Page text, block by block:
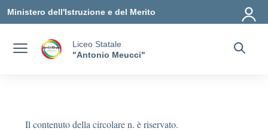
Vai ai contenuti
Vai al menu di navigazione
Vai al footer
Ministero dell'Istruzione e del Merito
Liceo Statale
"Antonio Meucci"
Il contenuto della circolare n. è riservato.